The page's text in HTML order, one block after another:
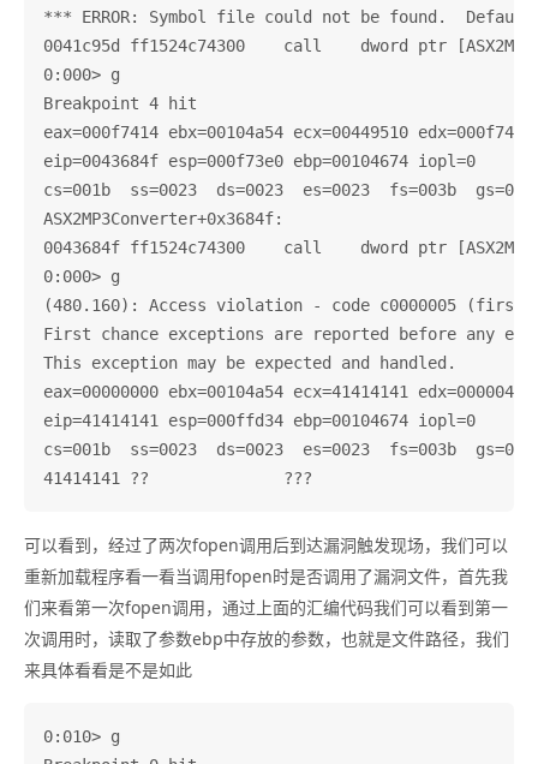
*** ERROR: Symbol file could not be found.
0041c95d ff1524c74300    call    dword ptr
0:000> g
Breakpoint 4 hit
eax=000f7414 ebx=00104a54 ecx=00449510
eip=0043684f esp=000f73e0 ebp=00104674 iopl=0
cs=001b  ss=0023  ds=0023  es=0023  fs=003b
ASX2MP3Converter+0x3684f:
0043684f ff1524c74300    call    dword ptr
0:000> g
(480.160): Access violation - code c0000005 (first
First chance exceptions are reported before any
This exception may be expected and handled.
eax=00000000 ebx=00104a54 ecx=41414141
eip=41414141 esp=000ffd34 ebp=00104674 iopl=0
cs=001b  ss=0023  ds=0023  es=0023  fs=003b
可以看到，经过了两次fopen调用后到达漏洞触发现场，我们可以
重新加载程序看一看当调用fopen时是否调用了漏洞文件，首先我
们来看第一次fopen调用，通过上面的汇编代码我们可以看到第一
次调用时，读取了参数ebp中存放的参数，也就是文件路径，我们
来具体看看是不是如此
0:010> g